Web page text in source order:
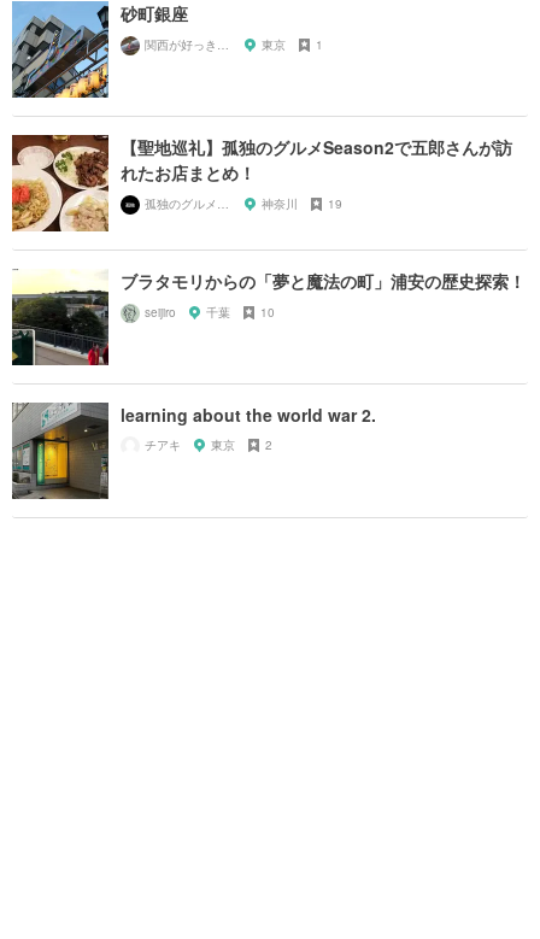
砂町銀座
東京 1
【聖地巡礼】孤独のグルメSeason2で五郎さんが訪
れたお店まとめ！
神奈川 19
ブラタモリからの「夢と魔法の町」浦安の歴史探索！
seijiro 千葉 10
learning about the world war 2.
チアキ 東京 2